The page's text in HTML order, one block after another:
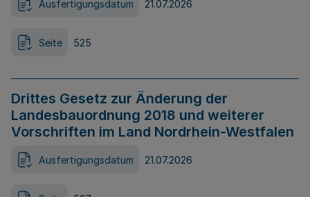
Ausfertigungsdatum 21.07.2026
Seite 525
Drittes Gesetz zur Änderung der
Landesbauordnung 2018 und weiterer
Vorschriften im Land Nordrhein-Westfalen
Ausfertigungsdatum 21.07.2026